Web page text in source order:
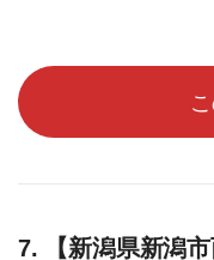
7. 【新潟県新潟